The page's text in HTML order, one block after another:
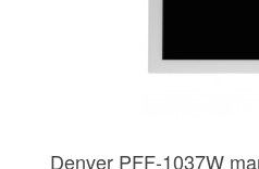
Denver PFF-1037W